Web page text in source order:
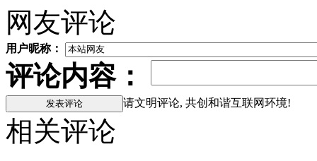
网友评论
用户昵称：
评论内容：
请文明评论, 共创和谐互联网环境!
相关评论